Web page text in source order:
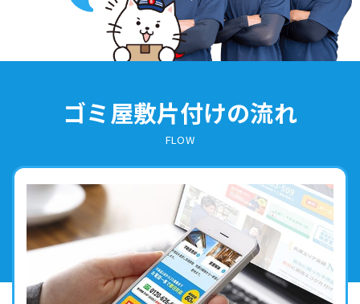
ゴミ屋敷片付けの流れ
FLOW